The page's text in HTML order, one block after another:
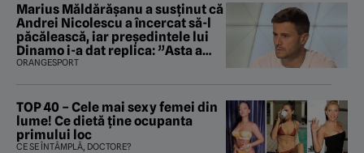
Marius Măldărăşanu a susţinut că
Andrei Nicolescu a încercat să-l
păcălească, iar preşedintele lui
Dinamo i-a dat replica: ”Asta a
fost istoria”
ORANGESPORT
TOP 40 – Cele mai sexy femei din
lume! Ce dietă ține ocupanta
primului loc
CE SE ÎNTÂMPLĂ, DOCTORE?